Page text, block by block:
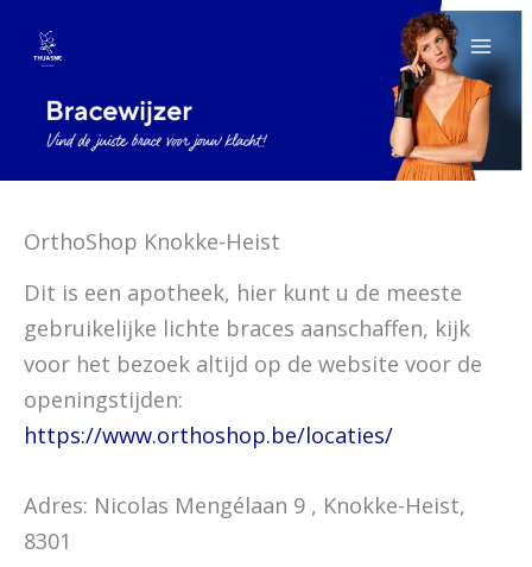
naar
inhoud
OrthoShop Knokke-Heist
Dit is een apotheek, hier kunt u de meeste
gebruikelijke lichte braces aanschaffen, kijk
voor het bezoek altijd op de website voor de
openingstijden:
https://www.orthoshop.be/locaties/
Adres: Nicolas Mengélaan 9 , Knokke-Heist,
8301